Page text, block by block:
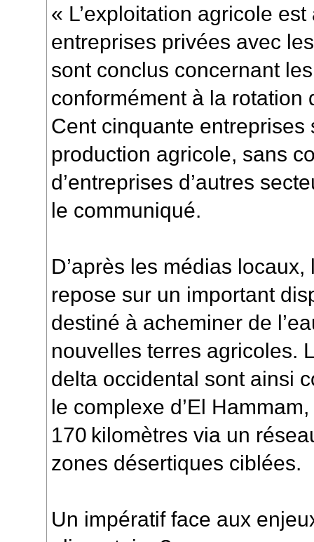
« L’exploitation agricole
entreprises privées avec
sont conclus concernant
conformément à la
Cent cinquante
production agricole, sans
d’entreprises d’autres
le communiqué.
D’après les médias
repose sur un important
destiné à acheminer de
nouvelles terres agricoles.
delta occidental sont ainsi
le complexe d’El
170 kilomètres via un
zones désertiques ciblées.
Un impératif face aux